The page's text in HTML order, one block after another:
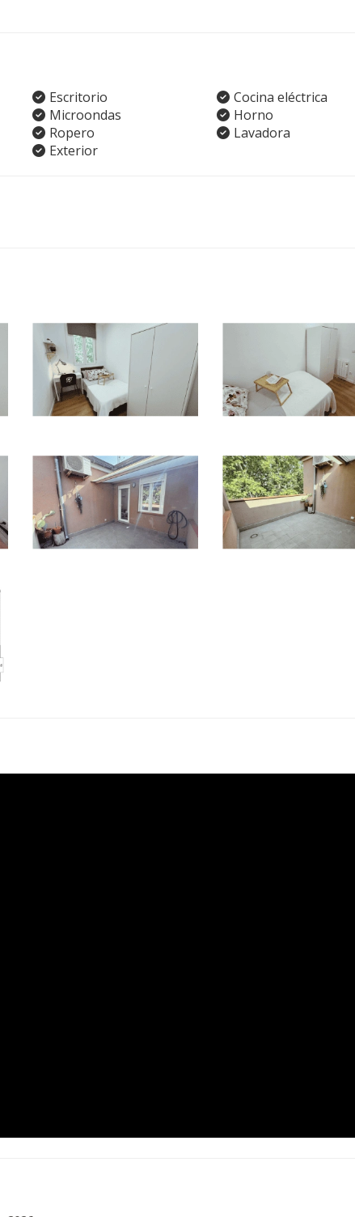
Escritorio
Cocina eléctrica
Microondas
Horno
Ropero
Lavadora
Exterior